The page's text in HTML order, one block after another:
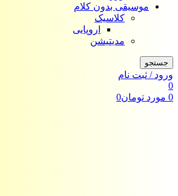
موسیقی بدون کلام
کلاسیک
اروپایی
مدیتیشن
جستجو
ورود / ثبت نام
0
0 مورد تومان0